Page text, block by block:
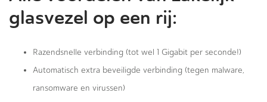
glasvezel op een rij:
Razendsnelle verbinding (tot wel 1 Gigabit per seconde!)
Automatisch extra beveiligde verbinding (tegen malware,
ransomware en virussen)